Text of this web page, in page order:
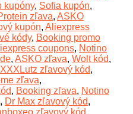
kupóny, Sofia kupón,
zľava, ASKO
kupón, Aliexpress
kódy, Booking promo
coupons, Notino
, ASKO zľava, Wolt kód,
XXXLutz zľavový kód,
zľava,
, Booking zľava, Notino
, Dr Max zľavový kód,
zľavový kód,